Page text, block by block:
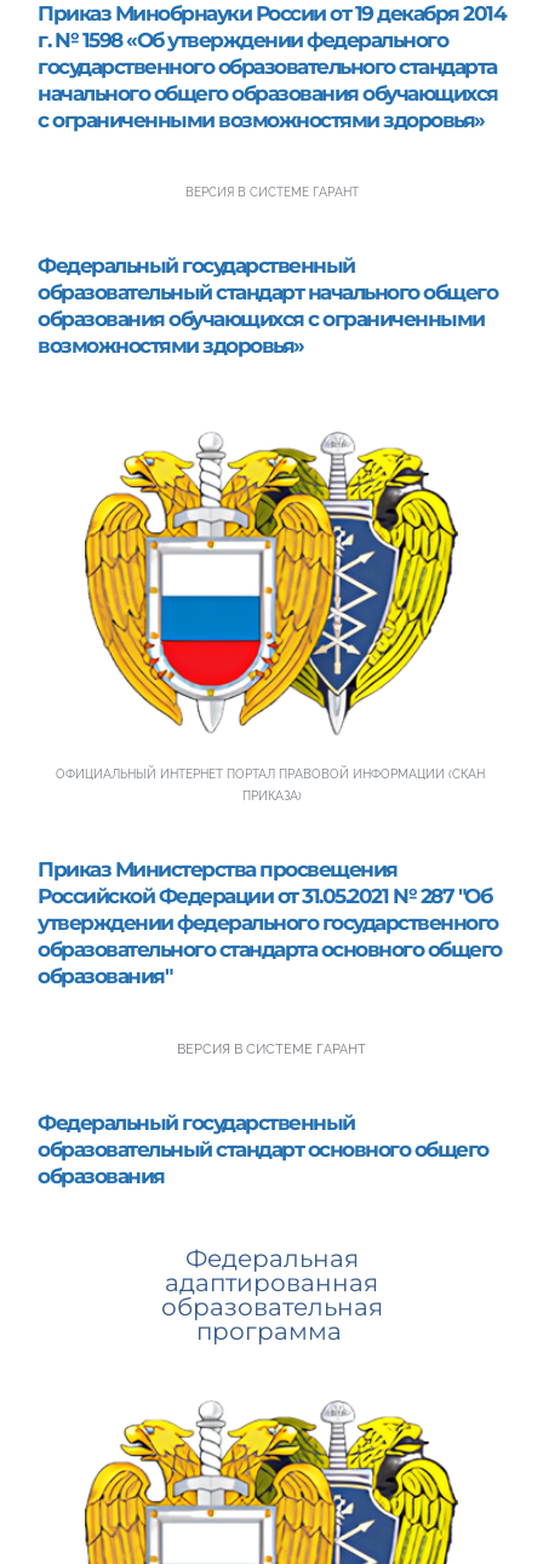
Приказ Минобрнауки России от 19 декабря 2014
г. № 1598 «Об утверждении федерального
государственного образовательного стандарта
начального общего образования обучающихся
с ограниченными возможностями здоровья»
ВЕРСИЯ В СИСТЕМЕ ГАРАНТ
Федеральный государственный
образовательный стандарт начального общего
образования обучающихся с ограниченными
возможностями здоровья»
ОФИЦИАЛЬНЫЙ ИНТЕРНЕТ ПОРТАЛ ПРАВОВОЙ ИНФОРМАЦИИ (СКАН
ПРИКАЗА)
Приказ Министерства просвещения
Российской Федерации от 31.05.2021 № 287 "Об
утверждении федерального государственного
образовательного стандарта основного общего
образования"
ВЕРСИЯ В СИСТЕМЕ ГАРАНТ
Федеральный государственный
образовательный стандарт основного общего
образования
Федеральная
адаптированная
образовательная
программа